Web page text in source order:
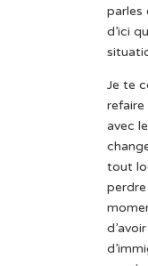
parles
d’ici
Je te
avec
tout